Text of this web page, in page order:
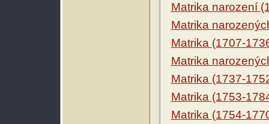
Matrika narození
Matrika
Matrika (1707-
Matrika
Matrika (1737-
Matrika (1753-
Matrika (1754-